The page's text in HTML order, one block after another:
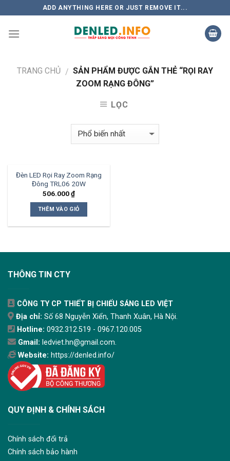
to
content
ADD ANYTHING HERE OR JUST REMOVE IT...
TRANG CHỦ / SẢN PHẨM ĐƯỢC GẮN THẺ “RỌI RAY
ZOOM RẠNG ĐÔNG”
LỌC
Đèn LED Rọi Ray Zoom Rạng
Đông TRL06 20W
506.000₫
THÊM VÀO GIỎ
THÔNG TIN CTY
CÔNG TY CP THIẾT BỊ CHIẾU SÁNG LED VIỆT
Địa chỉ: Số 68 Nguyễn Xiển, Thanh Xuân, Hà Nội.
Hotline: 0932.312.519 - 0967.120.005
Gmail: ledviet.hn@gmail.com.
Website: https://denled.info/
QUY ĐỊNH & CHÍNH SÁCH
Chính sách đổi trả
Chính sách bảo hành